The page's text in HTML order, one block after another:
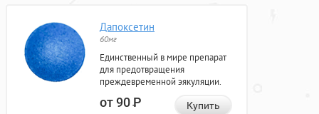
Дапоксетин
60мг
Единственный в мире препарат
для предотвращения
преждевременной эякуляции.
от 90Р Купить